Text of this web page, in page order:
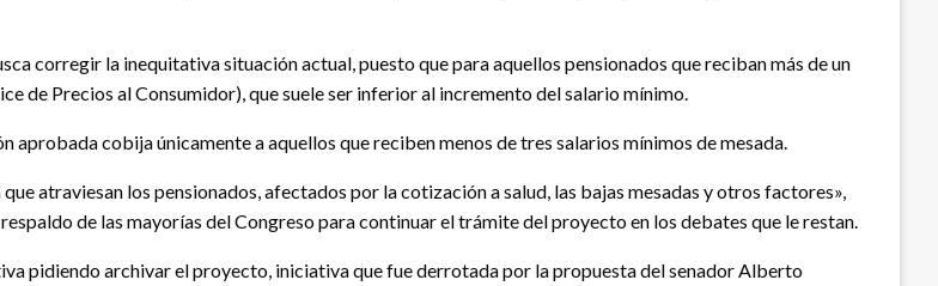
corregir la inequitativa situación actual, puesto que para aquellos pensionados que reciban más de un
de Precios al Consumidor), que suele ser inferior al incremento del salario mínimo.
cobija únicamente a aquellos que reciben menos de tres salarios mínimos de mesada.
atraviesan los pensionados, afectados por la cotización a salud, las bajas mesadas y otros factores»,
de las mayorías del Congreso para continuar el trámite del proyecto en los debates que le restan.
pidiendo archivar el proyecto, iniciativa que fue derrotada por la propuesta del senador Alberto